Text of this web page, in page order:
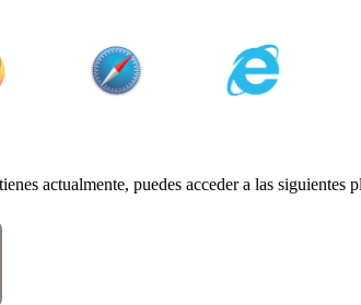
actualmente, puedes acceder a las siguientes